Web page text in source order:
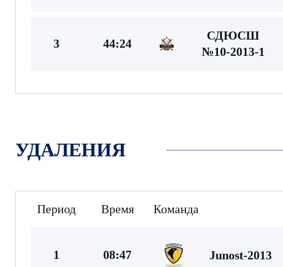
3 44:24
СДЮСШ
№10-2013-1
УДАЛЕНИЯ
Период Время Команда
1 08:47 Junost-2013